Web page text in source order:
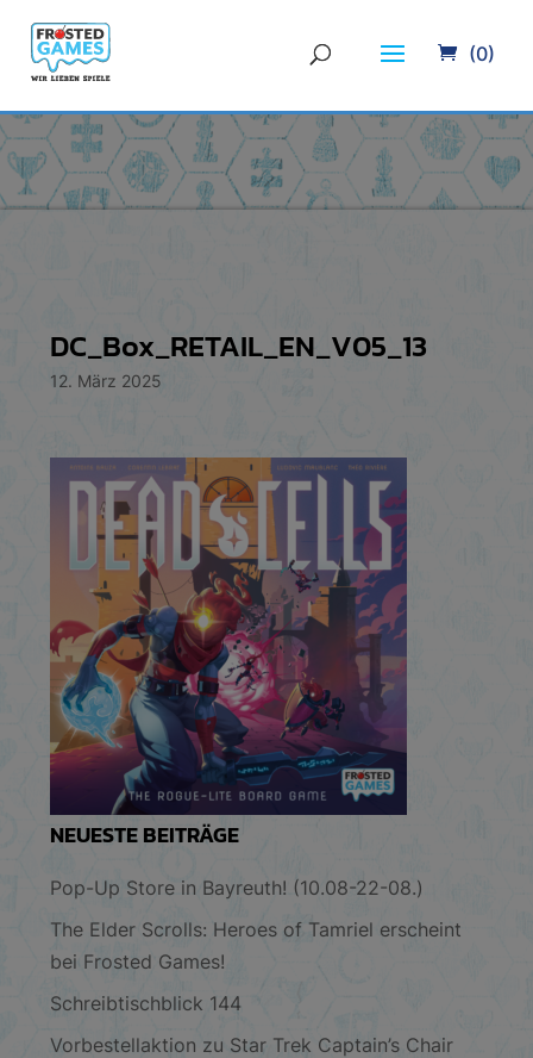
(0)
DC_Box_RETAIL_EN_V05_13
12. März 2025
NEUESTE BEITRÄGE
Pop-Up Store in Bayreuth! (10.08-22-08.)
The Elder Scrolls: Heroes of Tamriel erscheint
bei Frosted Games!
Schreibtischblick 144
Vorbestellaktion zu Star Trek Captain’s Chair